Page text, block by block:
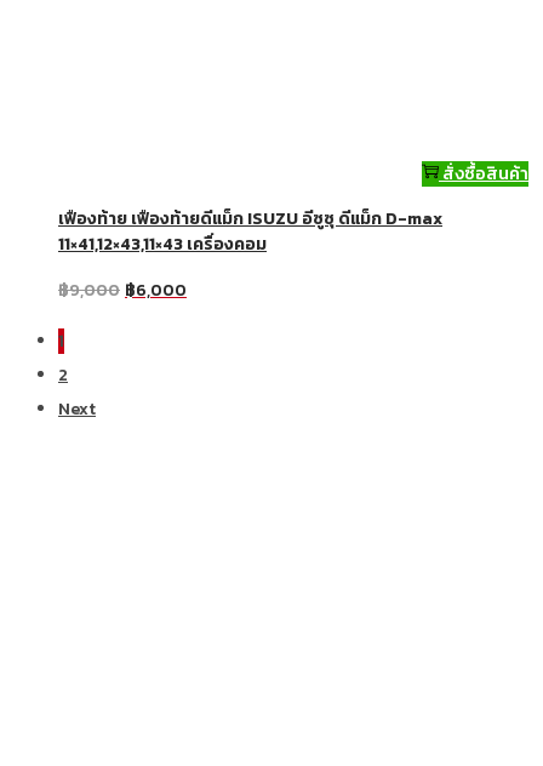
สั่งซื้อสินค้า
เฟืองท้าย เฟืองท้ายดีแม็ก ISUZU อีซูซุ ดีแม็ก D-max
11×41,12×43,11×43 เครื่องคอม
฿9,000 ฿6,000
1
2
Next